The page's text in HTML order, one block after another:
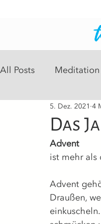
All Posts Meditation
Intuitive Readings
Das
5. Dez. 2021 4
Advent
ist mehr als
Advent
Draußen,